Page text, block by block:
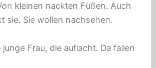
kleinen nackten Füßen. Auch
sie. Sie wollen nachsehen.
Frau, die auflacht. Da fallen